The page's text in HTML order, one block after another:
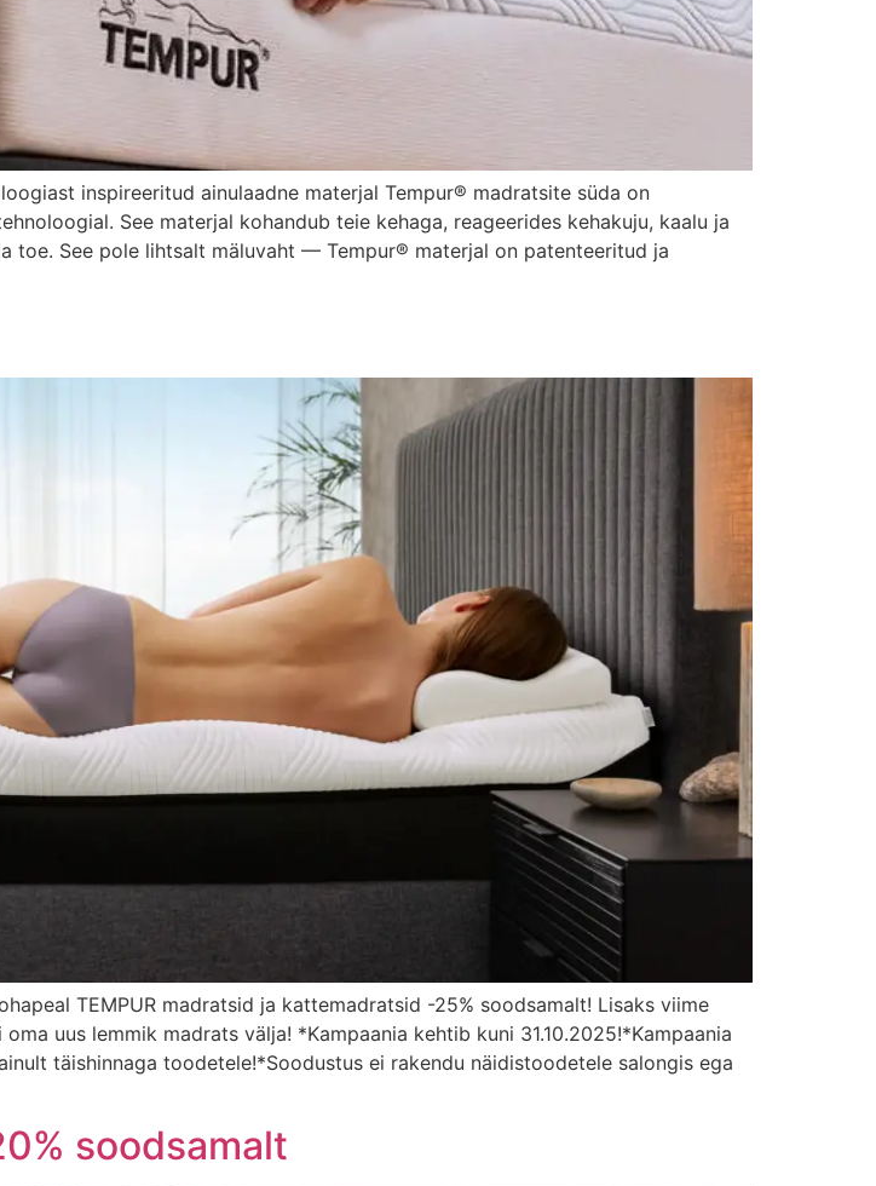
inspireeritud ainulaadne materjal Tempur® madratsite süda on
See materjal kohandub teie kehaga, reageerides kehakuju, kaalu ja
toe. See pole lihtsalt mäluvaht — Tempur® materjal on patenteeritud ja
TEMPUR madratsid ja kattemadratsid -25% soodsamalt! Lisaks viime
uus lemmik madrats välja! *Kampaania kehtib kuni 31.10.2025!*Kampaania
täishinnaga toodetele!*Soodustus ei rakendu näidistoodetele salongis ega
soodsamalt